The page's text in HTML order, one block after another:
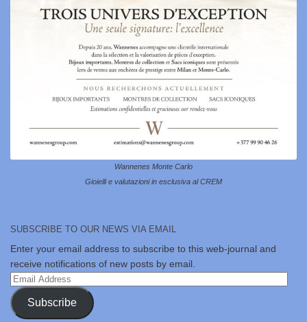
Wannenes Monte Carlo
Gioielli e valutazioni in esclusiva al CREM
SUBSCRIBE TO OUR NEWS VIA EMAIL
Enter your email address to subscribe to this web-journal and
receive notifications of new posts by email.
Email
Address
Subscribe